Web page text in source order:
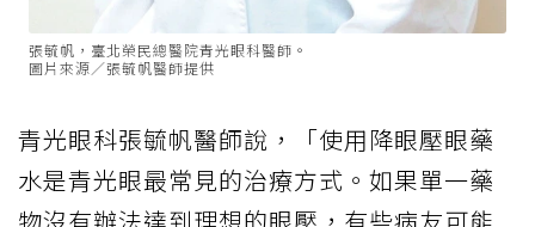
張毓帆，臺北榮民總醫院青光眼科醫師。
圖片來源／張毓帆醫師提供
青光眼科張毓帆醫師說，「使用降眼壓眼藥
水是青光眼最常見的治療方式。如果單一藥